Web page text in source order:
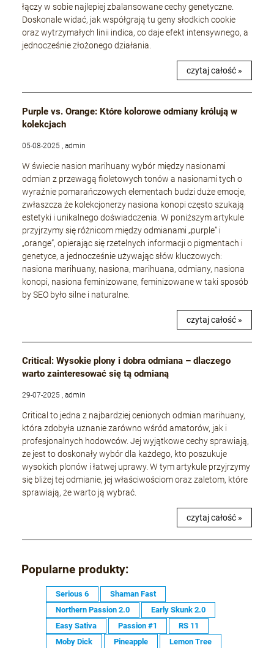
łączy w sobie najlepiej zbalansowane cechy genetyczne.
Doskonale widać, jak współgrają tu geny słodkich cookie
oraz wytrzymałych linii indica, co daje efekt intensywnego, a
jednocześnie złożonego działania.
czytaj całość »
Purple vs. Orange: Które kolorowe odmiany królują w
kolekcjach
05-08-2025 , admin
W świecie nasion marihuany wybór między nasionami
odmian z przewagą fioletowych tonów a nasionami tych o
wyraźnie pomarańczowych elementach budzi duże emocje,
zwłaszcza że kolekcjonerzy nasiona konopi często szukają
estetyki i unikalnego doświadczenia. W poniższym artykule
przyjrzymy się różnicom między odmianami „purple” i
„orange”, opierając się rzetelnych informacji o pigmentach i
genetyce, a jednocześnie używając słów kluczowych:
nasiona marihuany, nasiona, marihuana, odmiany, nasiona
konopi, nasiona feminizowane, feminizowane w taki sposób
by SEO było silne i naturalne.
czytaj całość »
Critical: Wysokie plony i dobra odmiana – dlaczego
warto zainteresować się tą odmianą
29-07-2025 , admin
Critical to jedna z najbardziej cenionych odmian marihuany,
która zdobyła uznanie zarówno wśród amatorów, jak i
profesjonalnych hodowców. Jej wyjątkowe cechy sprawiają,
że jest to doskonały wybór dla każdego, kto poszukuje
wysokich plonów i łatwej uprawy. W tym artykule przyjrzymy
się bliżej tej odmianie, jej właściwościom oraz zaletom, które
sprawiają, że warto ją wybrać.
czytaj całość »
Popularne produkty:
Serious 6
Shaman Fast
Northern Passion 2.0
Early Skunk 2.0
Easy Sativa
Passion #1
RS 11
Moby Dick
Pineapple Lemon Tree